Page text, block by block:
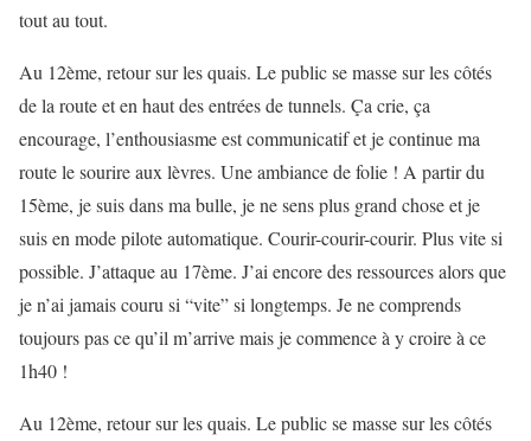
tout au tout.
Au 12ème, retour sur les quais. Le public se masse sur les côtés
de la route et en haut des entrées de tunnels. Ça crie, ça
encourage, l’enthousiasme est communicatif et je continue ma
route le sourire aux lèvres. Une ambiance de folie ! A partir du
15ème, je suis dans ma bulle, je ne sens plus grand chose et je
suis en mode pilote automatique. Courir-courir-courir. Plus vite si
possible. J’attaque au 17ème. J’ai encore des ressources alors que
je n’ai jamais couru si “vite” si longtemps. Je ne comprends
toujours pas ce qu’il m’arrive mais je commence à y croire à ce
1h40 !
Au 12ème, retour sur les quais. Le public se masse sur les côtés